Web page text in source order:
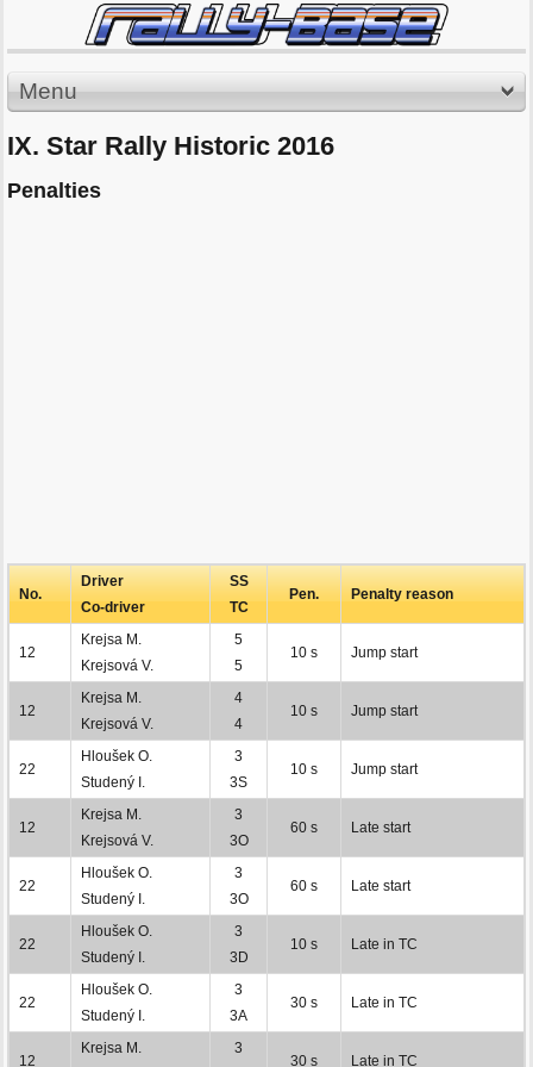
Menu
IX. Star Rally Historic 2016
Penalties
No.
Driver
Co-driver
SS
TC
Pen. Penalty reason
12
Krejsa M.
Krejsová V.
5
5
10 s Jump start
12
Krejsa M.
Krejsová V.
4
4
10 s Jump start
22
Hloušek O.
Studený I.
3
3S
10 s Jump start
12
Krejsa M.
Krejsová V.
3
3O
60 s Late start
22
Hloušek O.
Studený I.
3
3O
60 s Late start
22
Hloušek O.
Studený I.
3
3D
10 s Late in TC
22
Hloušek O.
Studený I.
3
3A
30 s Late in TC
12
Krejsa M.
3
30 s Late in TC